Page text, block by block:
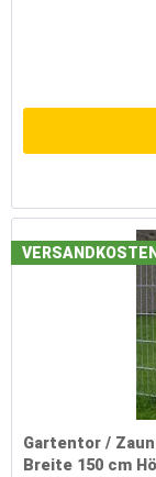
Gartentor /
Breite 150 cm